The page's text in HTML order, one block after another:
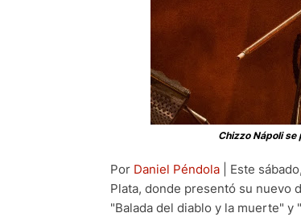
Chizzo Nápoli
Por Daniel Péndola | Este
Plata, donde presentó su nuevo
"Balada del diablo y la muerte" y